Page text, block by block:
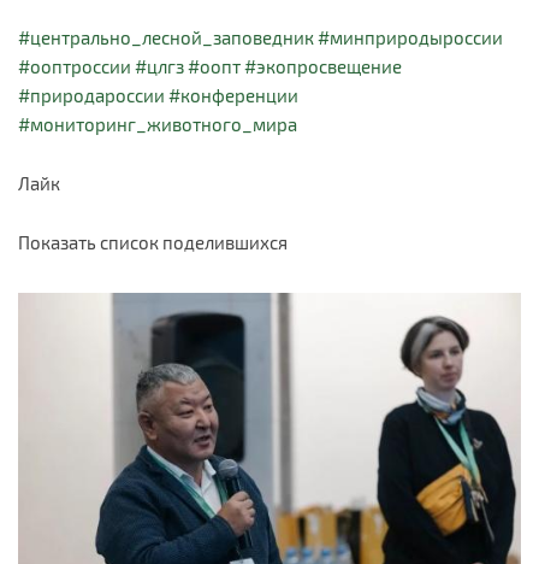
#центрально_лесной_заповедник#минприродыроссии
#ооптроссии #цлгз#оопт#экопросвещение
#природароссии #конференции
#мониторинг_животного_мира
Лайк
Показать список поделившихся